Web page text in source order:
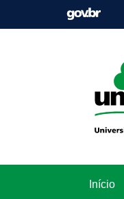
Início